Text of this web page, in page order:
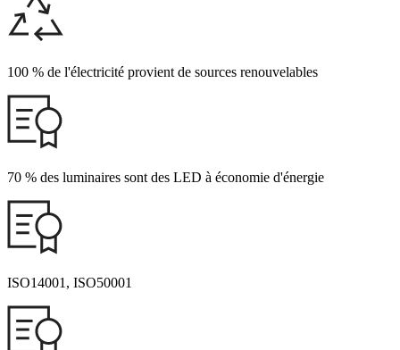
100 % de l'électricité provient de sources renouvelables
70 % des luminaires sont des LED à économie d'énergie
ISO14001, ISO50001